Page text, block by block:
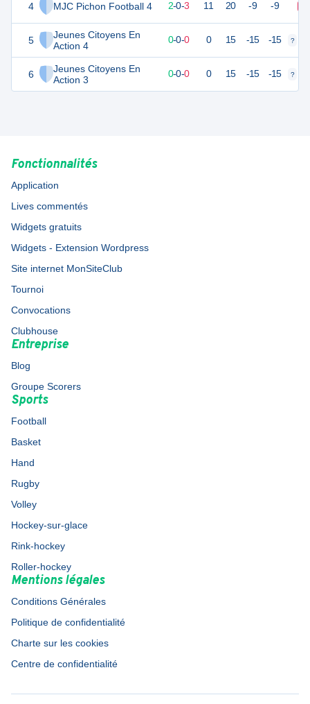
4 MJC Pichon Football 4
5
Jeunes Citoyens En
Action 4
6
Jeunes Citoyens En
Action 3
11 5 2-0-3 11 20 -9 -9
0 0-0-0 0 15 -15 -15 ?
0 0-0-0 0 15 -15 -15 ?
Fonctionnalités
Application
Lives commentés
Widgets gratuits
Widgets - Extension Wordpress
Site internet MonSiteClub
Tournoi
Convocations
Clubhouse
Entreprise
Blog
Groupe Scorers
Sports
Football
Basket
Hand
Rugby
Volley
Hockey-sur-glace
Rink-hockey
Roller-hockey
Mentions légales
Conditions Générales
Politique de confidentialité
Charte sur les cookies
Centre de confidentialité